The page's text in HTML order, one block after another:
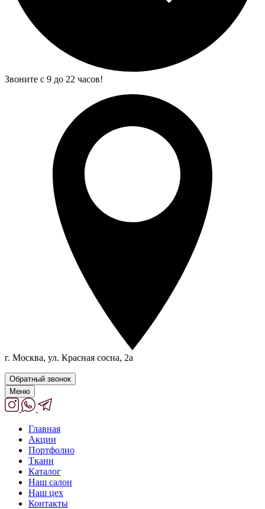
Звоните с 9 до 22 часов!
г. Москва, ул. Красная сосна, 2а
Обратный звонок
Меню
Главная
Акции
Портфолио
Ткани
Каталог
Наш салон
Наш цех
Контакты